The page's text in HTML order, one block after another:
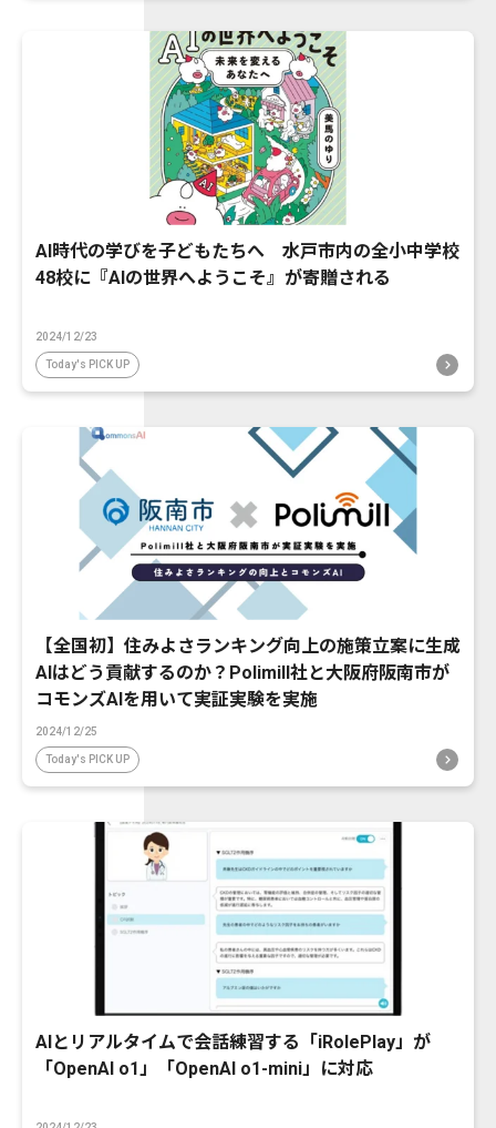
AI時代の学びを子どもたちへ 水戸市内の全小中学校
48校に『AIの世界へようこそ』が寄贈される
2024/12/23
Today's PICK UP
【全国初】住みよさランキング向上の施策立案に生成
AIはどう貢献するのか？Polimill社と大阪府阪南市が
コモンズAIを用いて実証実験を実施
2024/12/25
Today's PICK UP
AIとリアルタイムで会話練習する「iRolePlay」が
「OpenAI o1」「OpenAI o1-mini」に対応